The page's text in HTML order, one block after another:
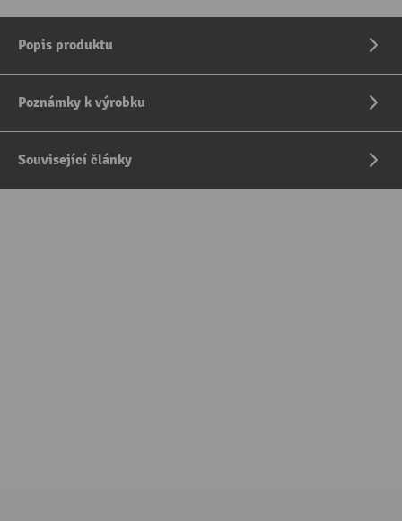
Popis produktu
Poznámky k výrobku
Související články